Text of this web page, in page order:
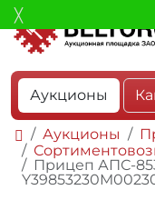
Аукционы
Аукционы
Прицеп АПС-